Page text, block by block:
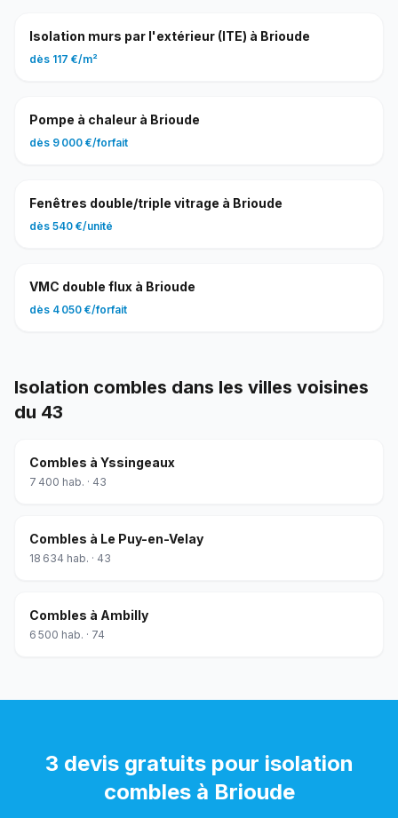
Isolation murs par l'extérieur (ITE) à Brioude
dès 117 €/m²
Pompe à chaleur à Brioude
dès 9 000 €/forfait
Fenêtres double/triple vitrage à Brioude
dès 540 €/unité
VMC double flux à Brioude
dès 4 050 €/forfait
Isolation combles dans les villes voisines
du 43
Combles à Yssingeaux
7 400 hab. · 43
Combles à Le Puy-en-Velay
18 634 hab. · 43
Combles à Ambilly
6 500 hab. · 74
3 devis gratuits pour isolation
comblesà Brioude